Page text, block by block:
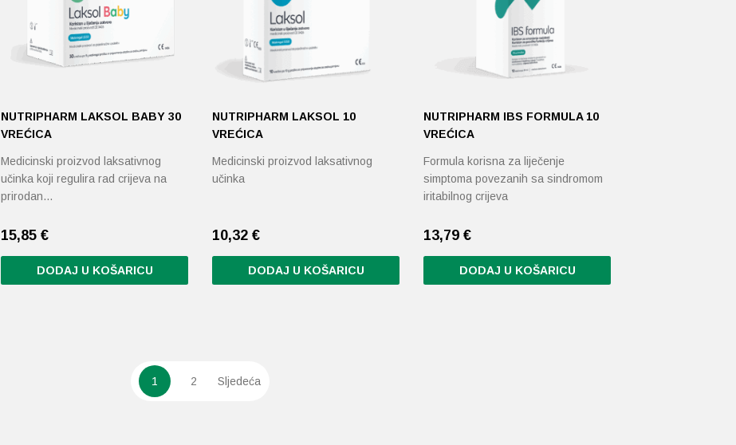
NUTRIPHARM LAKSOL BABY 30
VREĆICA
Medicinski proizvod laksativnog
učinka koji regulira rad crijeva na
prirodan…
15,85 €
DODAJ U KOŠARICU
NUTRIPHARM LAKSOL 10
VREĆICA
Medicinski proizvod laksativnog
učinka
10,32 €
DODAJ U KOŠARICU
NUTRIPHARM IBS FORMULA 10
VREĆICA
Formula korisna za liječenje
simptoma povezanih sa sindromom
iritabilnog crijeva
13,79 €
DODAJ U KOŠARICU
1 2 Sljedeća